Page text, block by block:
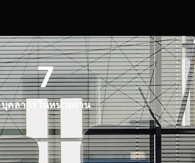
7
บุคลากรในหน่วยงาน